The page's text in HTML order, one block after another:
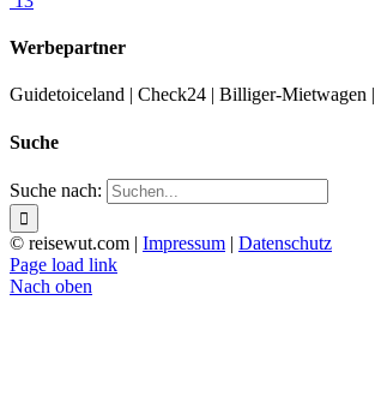
Werbepartner
Guidetoiceland | Check24 | Billiger-Mietwagen |
Suche
Suche nach:
© reisewut.com | Impressum | Datenschutz
Page load link
Nach oben